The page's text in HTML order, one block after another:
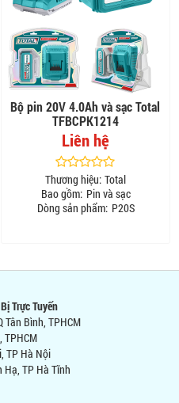
Bộ pin 20V 4.0Ah và sạc Total
TFBCPK1214
Liên hệ
Thương hiệu: Total
Bao gồm: Pin và sạc
Dòng sản phẩm: P20S
Trực Tuyến
Bình, TPHCM
TPHCM
TP Hà Nội
Hạ, TP Hà Tĩnh